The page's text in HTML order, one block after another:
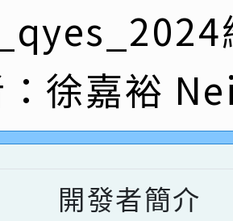
三名。
君教師榮獲社
校阿巴斯O蜜、
桃園市科展 國
老師王老師、
校四年二班張O
語競賽國小朗讀
校參加桃園市中
語-第二名
獲科學小創客佳
：徐嘉裕
開發者簡介